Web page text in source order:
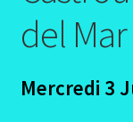
Arles – Fisterra
Irun –
del Mar
Mercredi 3